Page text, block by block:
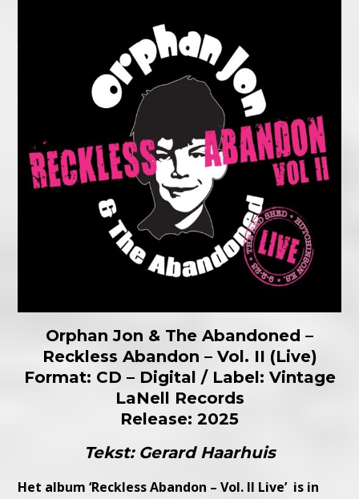
Orphan Jon & The Abandoned –
Reckless Abandon – Vol. II (Live)
Format: CD – Digital / Label: Vintage
LaNell Records
Release: 2025
Tekst: Gerard Haarhuis
Het album ‘Reckless Abandon – Vol. II Live’ is in